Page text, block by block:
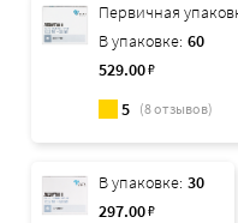
Первичная
В упаковке: 60
529.00₽
5 (8отзывов)
В упаковке: 30
297.00₽